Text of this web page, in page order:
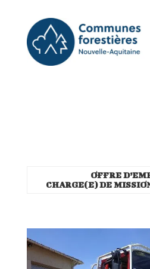
OFFRE
CHARGE(E) DE